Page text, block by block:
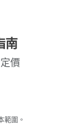
南
價
範圍。